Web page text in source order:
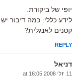
יופי של ביקורת.
לידע כללי: כמה דיבור
קטנים לאנגלית?
REPLY
דניאל
11 יולי 2008 at 16:05